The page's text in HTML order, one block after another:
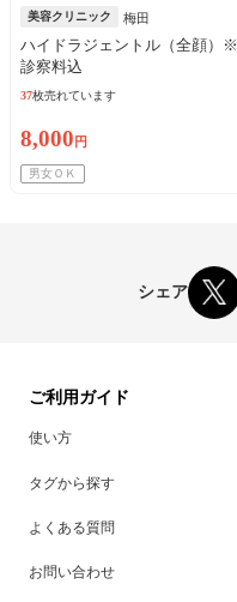
美容クリニック 梅田
ハイドラジェントル（全顔）※
診察料込
37枚売れています
8,000 円
男女ＯＫ
シェア
ご利用ガイド
使い方
タグから探す
よくある質問
お問い合わせ